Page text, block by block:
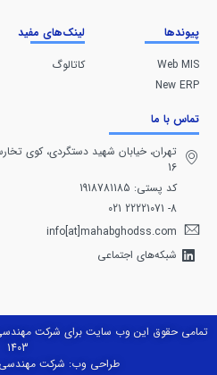
پیوندها
Web MIS
New ERP
لینک‌های مفید
کاتالوگ
تماس با ما
تهران، خيابان شهيد دستگردی، كوی
16
کد پستی: 1918781185
8- 22221071 021
info[at]mahabghodss.com
شبکه‌های اجتماعی
تمامی حقوق این وب سایت برای شرکت
1403
طراحی وب: شرکت